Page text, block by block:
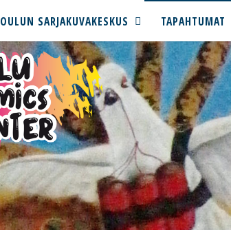
OULUN SARJAKUVAKESKUS TAPAHTUMAT